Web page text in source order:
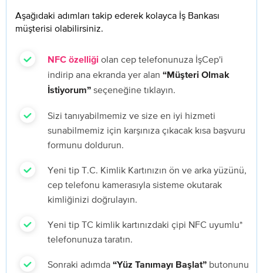
Aşağıdaki adımları takip ederek kolayca İş Bankası
müşterisi olabilirsiniz.
NFC özelliği olan cep telefonunuza İşCep'i
indirip ana ekranda yer alan “Müşteri Olmak
İstiyorum” seçeneğine tıklayın.
Sizi tanıyabilmemiz ve size en iyi hizmeti
sunabilmemiz için karşınıza çıkacak kısa başvuru
formunu doldurun.
Yeni tip T.C. Kimlik Kartınızın ön ve arka yüzünü,
cep telefonu kamerasıyla sisteme okutarak
kimliğinizi doğrulayın.
Yeni tip TC kimlik kartınızdaki çipi NFC uyumlu*
telefonunuza taratın.
Sonraki adımda “Yüz Tanımayı Başlat” butonunu